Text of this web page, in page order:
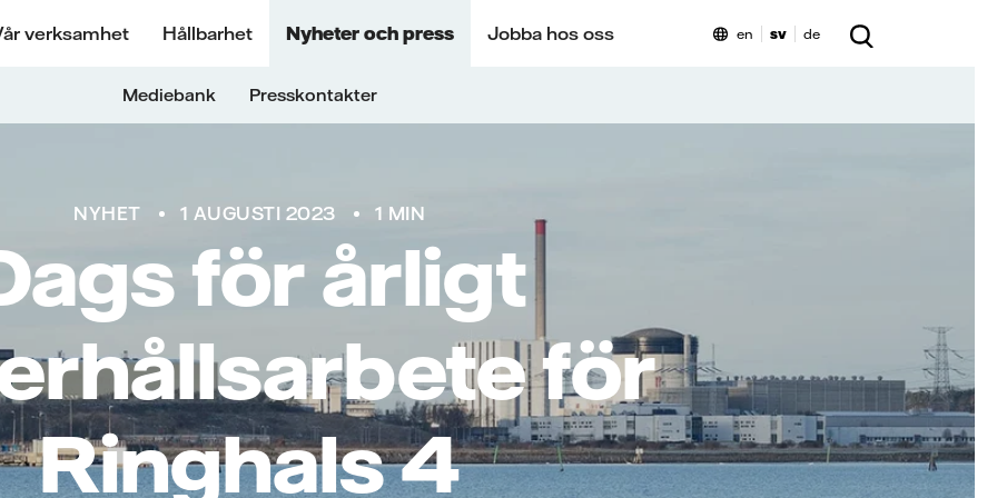
verksamhet Hållbarhet Nyheter och press Jobba hos oss
Mediebank Presskontakter
en sv de
NYHET 1 AUGUSTI 2023 1 MIN
för årligt
för
Ringhals 4